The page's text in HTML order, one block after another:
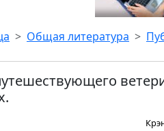
Общая литература